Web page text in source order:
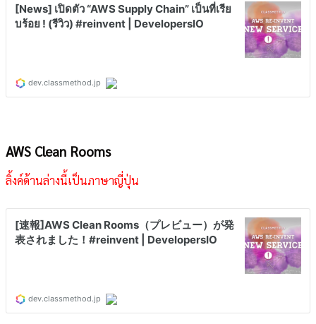
AWS Clean Rooms
ลิ้งค์ด้านล่างนี้เป็นภาษาญี่ปุ่น